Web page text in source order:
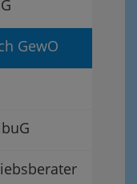
GewO